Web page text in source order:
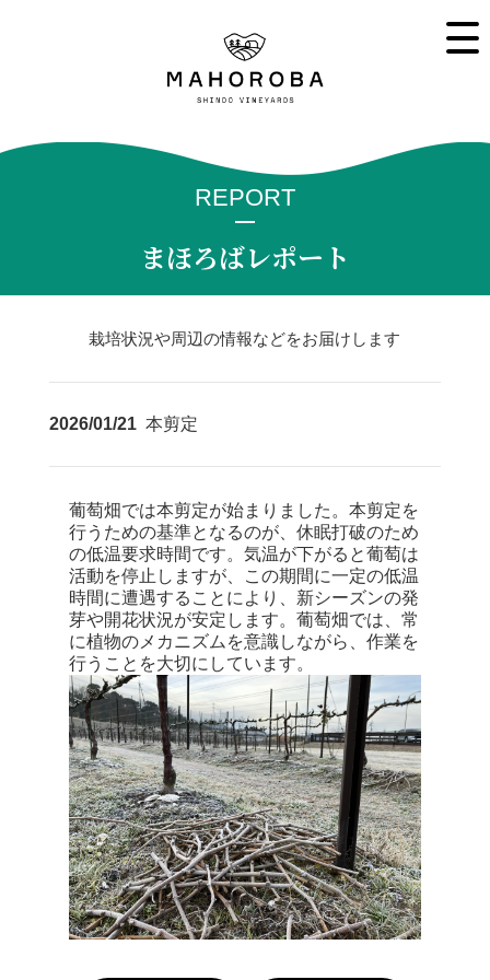
REPORT
まほろばレポート
栽培状況や周辺の情報などをお届けします
2026/01/21本剪定
葡萄畑では本剪定が始まりました。本剪定を
行うための基準となるのが、休眠打破のため
の低温要求時間です。気温が下がると葡萄は
活動を停止しますが、この期間に一定の低温
時間に遭遇することにより、新シーズンの発
芽や開花状況が安定します。葡萄畑では、常
に植物のメカニズムを意識しながら、作業を
行うことを大切にしています。